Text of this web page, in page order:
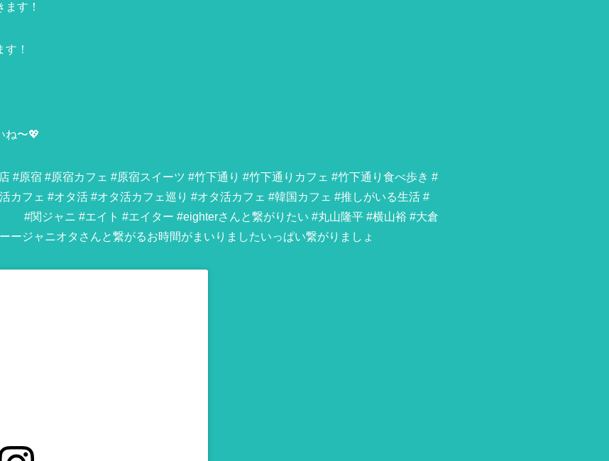
す！
！
ね〜💖
#原宿 #原宿カフェ #原宿スイーツ #竹下通り #竹下通りカフェ #竹下通り食べ歩き #
カフェ #オタ活 #オタ活カフェ巡り #オタ活カフェ #韓国カフェ #推しがいる生活 #
関ジャニ #エイト #エイター #eighterさんと繋がりたい #丸山隆平 #横山裕 #大倉
ージャニオタさんと繋がるお時間がまいりましたいっぱい繋がりましょ